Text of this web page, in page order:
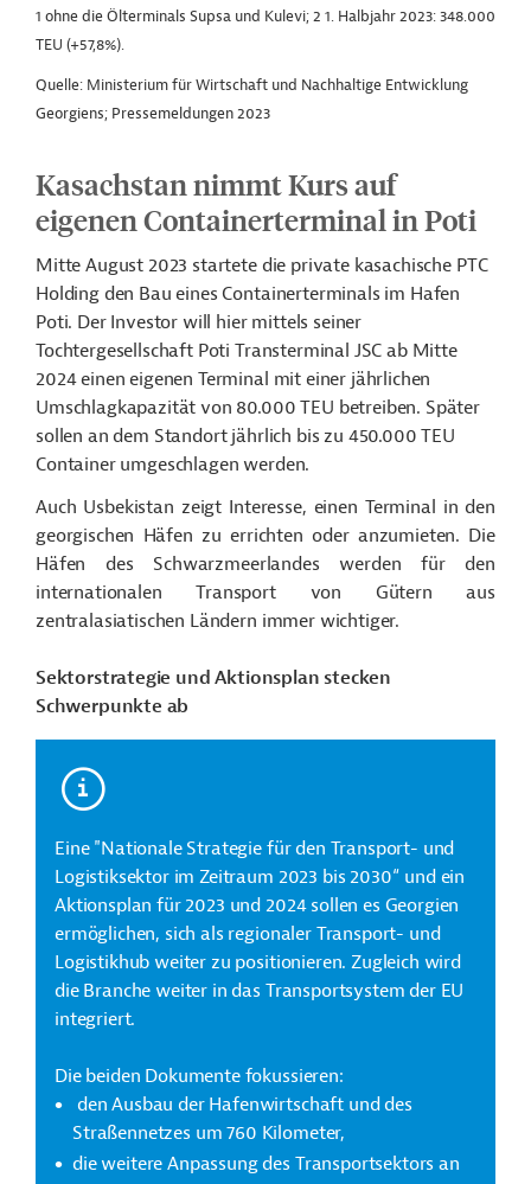
1 ohne die Ölterminals Supsa und Kulevi; 2 1. Halbjahr 2023: 348.000
TEU (+57,8%).
Quelle: Ministerium für Wirtschaft und Nachhaltige Entwicklung
Georgiens; Pressemeldungen 2023
Kasachstan nimmt Kurs auf
eigenen Containerterminal in Poti
Mitte August 2023 startete die private kasachische PTC
Holding den Bau eines Containerterminals im Hafen
Poti. Der Investor will hier mittels seiner
Tochtergesellschaft Poti Transterminal JSC ab Mitte
2024 einen eigenen Terminal mit einer jährlichen
Umschlagkapazität von 80.000 TEU betreiben. Später
sollen an dem Standort jährlich bis zu 450.000 TEU
Container umgeschlagen werden.
Auch Usbekistan zeigt Interesse, einen Terminal in den
georgischen Häfen zu errichten oder anzumieten. Die
Häfen des Schwarzmeerlandes werden für den
internationalen Transport von Gütern aus
zentralasiatischen Ländern immer wichtiger.
Sektorstrategie und Aktionsplan stecken
Schwerpunkte ab
Eine "Nationale Strategie für den Transport- und
Logistiksektor im Zeitraum 2023 bis 2030“ und ein
Aktionsplan für 2023 und 2024 sollen es Georgien
ermöglichen, sich als regionaler Transport- und
Logistikhub weiter zu positionieren. Zugleich wird
die Branche weiter in das Transportsystem der EU
integriert.
Die beiden Dokumente fokussieren:
den Ausbau der Hafenwirtschaft und des
Straßennetzes um 760 Kilometer,
die weitere Anpassung des Transportsektors an